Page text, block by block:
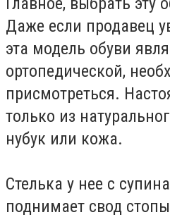
Даже если продавец
эта модель обуви
ортопедической,
присмотреться.
только из
нубук или кожа.
Стелька у нее с
поднимает свод